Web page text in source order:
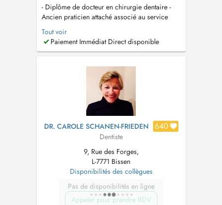
- Diplôme de docteur en chirurgie dentaire -
Ancien praticien attaché associé au service
dodontologie au APHP Pitié salpêtrière paris -
Ancien praticien attaché associé au service de
chirurgie maxillo faciale et stomatologie -
praticien attaché associé au...
Tout voir
Paiement Immédiat Direct disponible
DR. CAROLE SCHANEN-FRIEDEN 640
Dentiste
9, Rue des Forges,
L-7771 Bissen
Disponibilités des collègues
Pas de disponibilités en ligne
Appeler pour prendre RDV